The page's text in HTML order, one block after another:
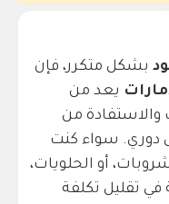
بشكل متكرر، فإن
يعد من
والاستفادة من
دوري. سواء كنت
أو الحلويات،
تقليل تكلفة